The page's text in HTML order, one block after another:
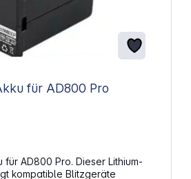
WB30 Akku für AD800 Pro
für AD800 Pro. Dieser Lithium-
kompatible Blitzgeräte